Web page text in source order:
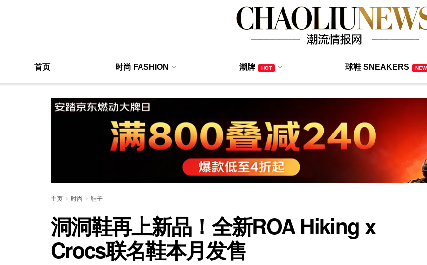
首页 时尚 FASHION 潮牌 HOT 球鞋 SNEAKERS NEW
主页 时尚 鞋子
洞洞鞋再上新品！全新ROA Hiking x
Crocs联名鞋本月发售